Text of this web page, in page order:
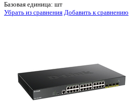
Базовая единица: шт
Убрать из сравнения Добавить к сравнению